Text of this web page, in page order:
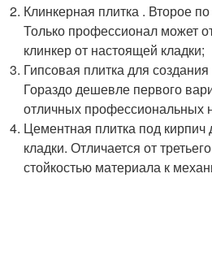
Клинкерная плитка . Второе
Только профессионал может
клинкер от настоящей кладки;
Гипсовая плитка для
Гораздо дешевле первого
отличных профессиональных
Цементная плитка под
кладки. Отличается от
стойкостью материала к